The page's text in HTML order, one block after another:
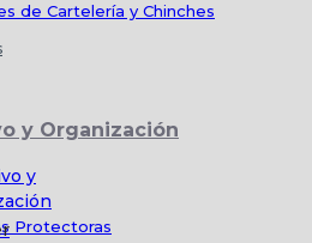
de Cartelería y Chinches
y Organización
Protectoras